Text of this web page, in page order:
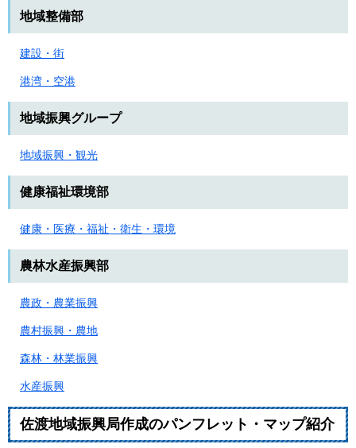
地域整備部
建設・街
港湾・空港
地域振興グループ
地域振興・観光
健康福祉環境部
健康・医療・福祉・衛生・環境
農林水産振興部
農政・農業振興
農村振興・農地
森林・林業振興
水産振興
佐渡地域振興局作成のパンフレット・マップ紹介